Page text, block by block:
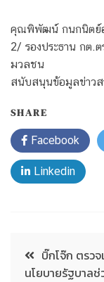
คุณพิพัฒน์ กนกนิตย์อ
2/ รองประธาน กต.
มวลชน
สนับสนุนข้อมูลข่าวส
SHARE
Facebook
Linkedin
บิ๊กโจ๊ก ตรว
นโยบายรัฐบาลช่